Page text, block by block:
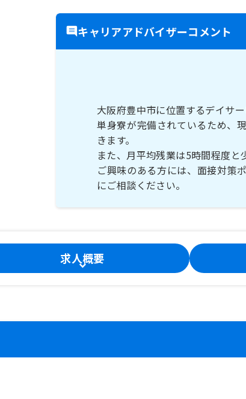
キャリアアドバイザーコメント
大阪府豊中市に位置するデイサ
単身寮が完備されているため、
きます。
また、月平均残業は5時間程度
ご興味のある方には、面接対策
にご相談ください。
求人概要